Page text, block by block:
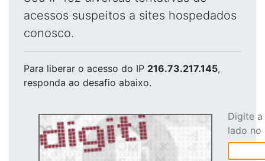
acessos suspeitos a sites hospedados
conosco.
Para liberar o acesso do IP 216.73.217.145,
responda ao desafio abaixo.
Digite
lado no